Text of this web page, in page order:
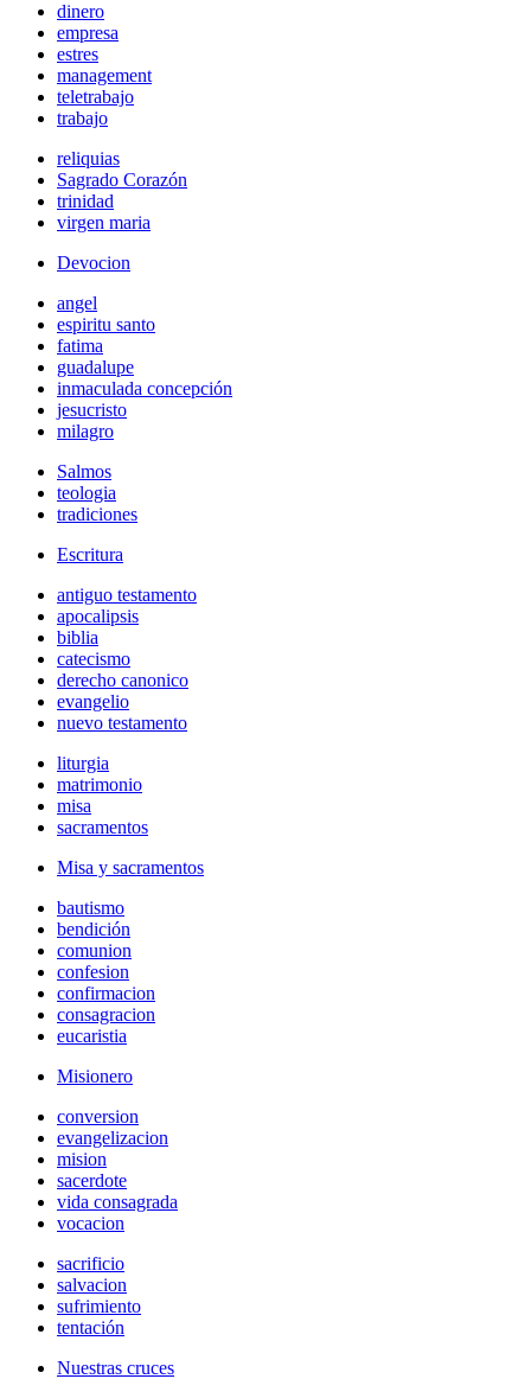
dinero
empresa
estres
management
teletrabajo
trabajo
reliquias
Sagrado Corazón
trinidad
virgen maria
Devocion
angel
espiritu santo
fatima
guadalupe
inmaculada concepción
jesucristo
milagro
Salmos
teologia
tradiciones
Escritura
antiguo testamento
apocalipsis
biblia
catecismo
derecho canonico
evangelio
nuevo testamento
liturgia
matrimonio
misa
sacramentos
Misa y sacramentos
bautismo
bendición
comunion
confesion
confirmacion
consagracion
eucaristia
Misionero
conversion
evangelizacion
mision
sacerdote
vida consagrada
vocacion
sacrificio
salvacion
sufrimiento
tentación
Nuestras cruces